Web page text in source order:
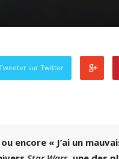
sur Twitter
encore « J’ai un